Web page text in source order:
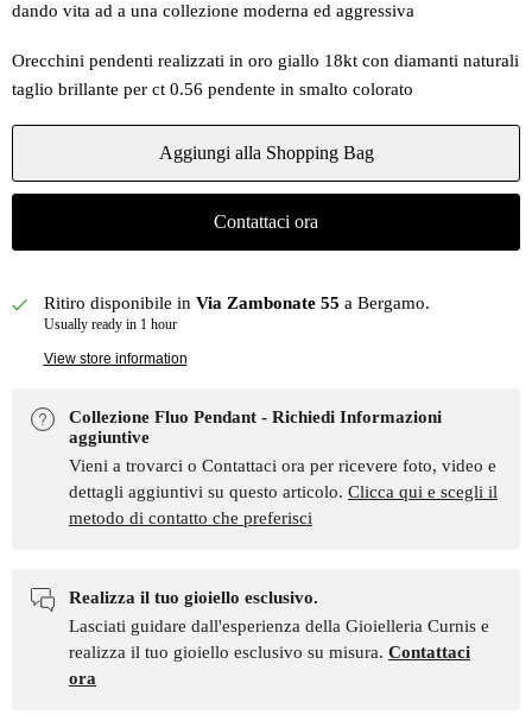
dando vita ad a una collezione moderna ed aggressiva
Orecchini pendenti realizzati in oro giallo 18kt con diamanti naturali
taglio brillante per ct 0.56 pendente in smalto colorato
Aggiungi alla Shopping Bag
Contattaci ora
Ritiro disponibile in Via Zambonate 55 a Bergamo.
Usually ready in 1 hour
View store information
Collezione Fluo Pendant - Richiedi Informazioni
aggiuntive
Vieni a trovarci o Contattaci ora per ricevere foto, video e
dettagli aggiuntivi su questo articolo. Clicca qui e scegli il
metodo di contatto che preferisci
Realizza il tuo gioiello esclusivo.
Lasciati guidare dall'esperienza della Gioielleria Curnis e
realizza il tuo gioiello esclusivo su misura. Contattaci
ora